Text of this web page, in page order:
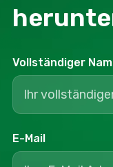
Vollständiger
E-Mail